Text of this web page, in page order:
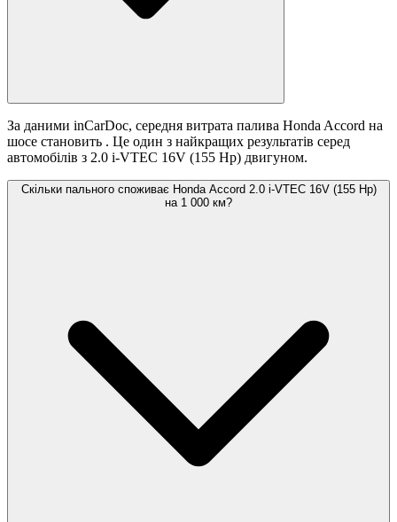
За даними inCarDoc, середня витрата палива Honda Accord на
шосе становить . Це один з найкращих результатів серед
автомобілів з 2.0 i-VTEC 16V (155 Hp) двигуном.
Скільки пального споживає Honda Accord 2.0 i-VTEC 16V (155 Hp)
на 1 000 км?